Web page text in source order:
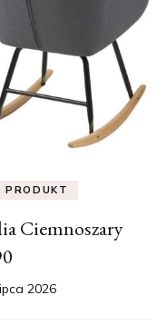
PRODUKT
Ciemnoszary
2026